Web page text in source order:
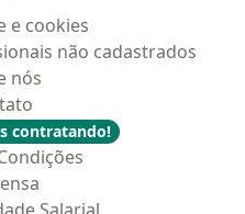
e cookies
não cadastrados
nós
contratando!